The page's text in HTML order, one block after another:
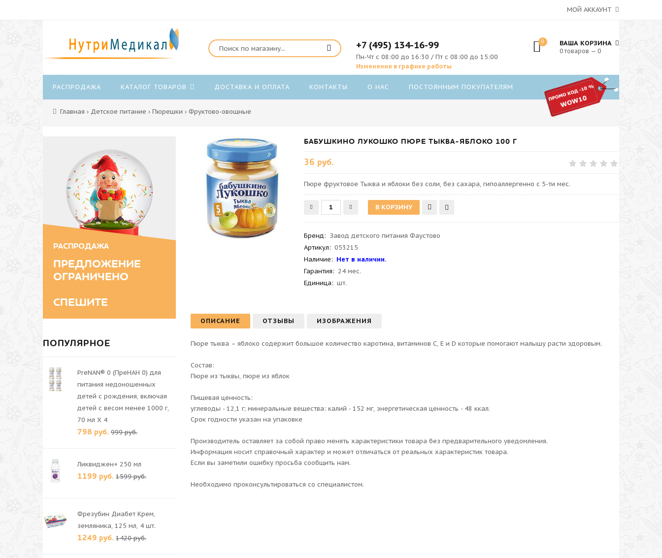
МОЙ АККАУНТ
+7 (495) 134-16-99
Пн-Чт с 08:00 до 16:30 / Пт с 08:00 до 15:00
Изменения в графике работы
0 ВАША КОРЗИНА
0 товаров — 0
РАСПРОДАЖА КАТАЛОГ ТОВАРОВ ДОСТАВКА И ОПЛАТА КОНТАКТЫ О НАС ПОСТОЯННЫМ ПОКУПАТЕЛЯМ
Главная › Детское питание › Пюрешки › Фруктово-овощные
БАБУШКИНО ЛУКОШКО ПЮРЕ ТЫКВА-ЯБЛОКО 100 Г
36 руб.
Пюре фруктовое Тыква и яблоки без соли, без сахара, гипоаллергенно с 5-ти мес.
Бренд: Завод детского питания Фаустово
Артикул: 053215
Наличие: Нет в наличии.
Гарантия: 24 мес.
Единица: шт.
ОПИСАНИЕ ОТЗЫВЫ ИЗОБРАЖЕНИЯ
Пюре тыква – яблоко содержит большое количество каротина, витаминов С, Е и D которые помогают малышу расти здоровым.
Состав:
Пюре из тыквы, пюре из яблок
Пищевая ценность:
углеводы - 12,1 г; минеральные вещества: калий - 152 мг, энергетическая ценность - 48 ккал.
Срок годности указан на упаковке
Производитель оставляет за собой право менять характеристики товара без предварительного уведомления.
Информация носит справочный характер и может отличаться от реальных характеристик товара.
Если вы заметили ошибку просьба сообщить нам.
Необходимо проконсультироваться со специалистом.
РАСПРОДАЖА
ПРЕДЛОЖЕНИЕ
ОГРАНИЧЕНО
СПЕШИТЕ
ПОПУЛЯРНОЕ
PreNAN® 0 (ПреНАН 0) для
питания недоношенных
детей с рождения, включая
детей с весом менее 1000 г,
70 мл X 4
798 руб. 999 руб.
Ликвиджен+ 250 мл
1199 руб. 1599 руб.
Фрезубин Диабет Крем,
земляника, 125 мл, 4 шт.
1249 руб. 1420 руб.